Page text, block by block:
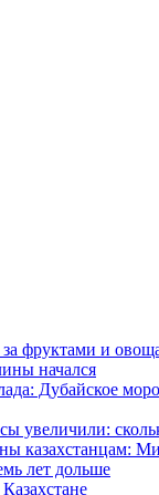
фруктами и
начался
Дубайское
увеличили:
казахстанцам:
лет дольше